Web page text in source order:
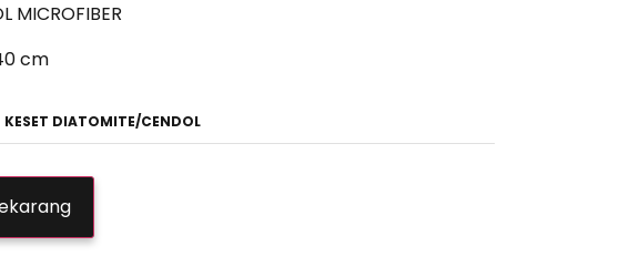
MICROFIBER
cm
KESET DIATOMITE/CENDOL